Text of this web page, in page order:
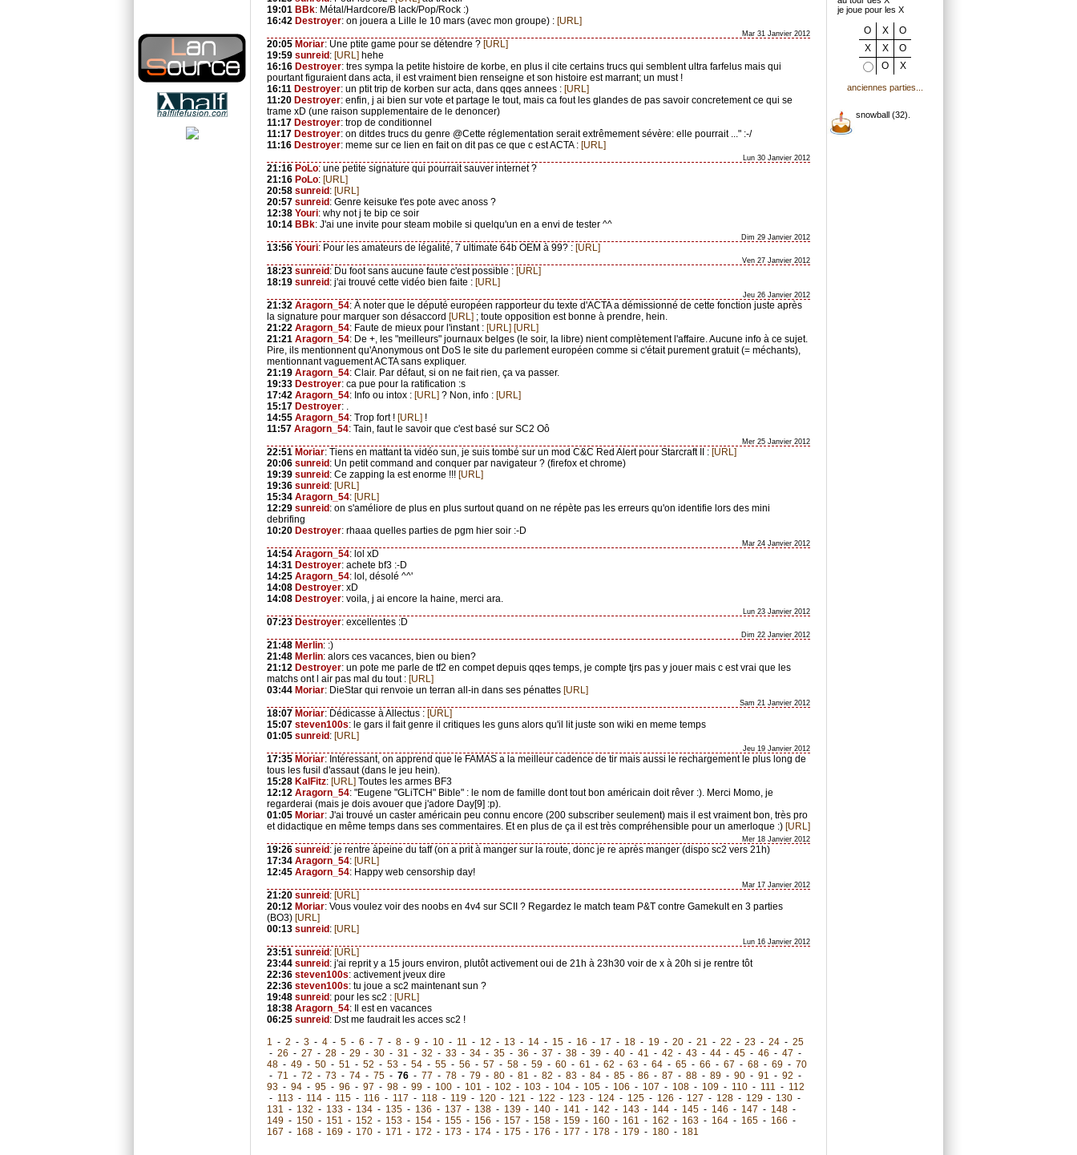
19:01 BBk: Métal/Hardcore/B lack/Pop/Rock :)
16:42 Destroyer: on jouera a Lille le 10 mars (avec mon groupe) : [URL]
Mar 31 Janvier 2012
20:05 Moriar: Une ptite game pour se détendre ? [URL]
19:59 sunreid : [URL] hehe
16:16 Destroyer: tres sympa la petite histoire de korbe, en plus il cite certains trucs qui semblent ultra farfelus mais qui
pourtant figuraient dans acta, il est vraiment bien renseigne et son histoire est marrant; un must !
16:11 Destroyer: un ptit trip de korben sur acta, dans qqes annees : [URL]
11:20 Destroyer: enfin, j ai bien sur vote et partage le tout, mais ca fout les glandes de pas savoir concretement ce qui se
trame xD (une raison supplementaire de le denoncer)
11:17 Destroyer: trop de conditionnel
11:17 Destroyer: on ditdes trucs du genre @Cette réglementation serait extrêmement sévère: elle pourrait ..." :-/
11:16 Destroyer: meme sur ce lien en fait on dit pas ce que c est ACTA : [URL]
Lun 30 Janvier 2012
21:16 PoLo: une petite signature qui pourrait sauver internet ?
21:16 PoLo: [URL]
20:58 sunreid : [URL]
20:57 sunreid : Genre keisuke t'es pote avec anoss ?
12:38 Youri: why not j te bip ce soir
10:14 BBk: J'ai une invite pour steam mobile si quelqu'un en a envi de tester ^^
Dim 29 Janvier 2012
13:56 Youri: Pour les amateurs de légalité, 7 ultimate 64b OEM à 99? : [URL]
Ven 27 Janvier 2012
18:23 sunreid : Du foot sans aucune faute c'est possible : [URL]
18:19 sunreid : j'ai trouvé cette vidéo bien faite : [URL]
Jeu 26 Janvier 2012
21:32 Aragorn_54: À noter que le député européen rapporteur du texte d'ACTA a démissionné de cette fonction juste après
la signature pour marquer son désaccord [URL] ; toute opposition est bonne à prendre, hein.
21:22 Aragorn_54: Faute de mieux pour l'instant : [URL] [URL]
21:21 Aragorn_54: De +, les "meilleurs" journaux belges (le soir, la libre) nient complètement l'affaire. Aucune info à ce sujet.
Pire, ils mentionnent qu'Anonymous ont DoS le site du parlement européen comme si c'était purement gratuit (= méchants),
mentionnant vaguement ACTA sans expliquer.
21:19 Aragorn_54: Clair. Par défaut, si on ne fait rien, ça va passer.
19:33 Destroyer: ca pue pour la ratification :s
17:42 Aragorn_54: Info ou intox : [URL] ? Non, info : [URL]
15:17 Destroyer: .
14:55 Aragorn_54: Trop fort ! [URL] !
11:57 Aragorn_54: Tain, faut le savoir que c'est basé sur SC2 Oô
Mer 25 Janvier 2012
22:51 Moriar: Tiens en mattant ta vidéo sun, je suis tombé sur un mod C&C Red Alert pour Starcraft II : [URL]
20:06 sunreid : Un petit command and conquer par navigateur ? (firefox et chrome)
19:39 sunreid : Ce zapping la est enorme !!! [URL]
19:36 sunreid : [URL]
15:34 Aragorn_54: [URL]
12:29 sunreid : on s'améliore de plus en plus surtout quand on ne répète pas les erreurs qu'on identifie lors des mini
debrifing
10:20 Destroyer: rhaaa quelles parties de pgm hier soir :-D
Mar 24 Janvier 2012
14:54 Aragorn_54: lol xD
14:31 Destroyer: achete bf3 :-D
14:25 Aragorn_54: lol, désolé ^^'
14:08 Destroyer: xD
14:08 Destroyer: voila, j ai encore la haine, merci ara.
Lun 23 Janvier 2012
07:23 Destroyer: excellentes :D
Dim 22 Janvier 2012
21:48 Merlin: :)
21:48 Merlin: alors ces vacances, bien ou bien?
21:12 Destroyer: un pote me parle de tf2 en compet depuis qqes temps, je compte tjrs pas y jouer mais c est vrai que les
matchs ont l air pas mal du tout : [URL]
03:44 Moriar: DieStar qui renvoie un terran all-in dans ses pénattes [URL]
Sam 21 Janvier 2012
18:07 Moriar: Dédicasse à Allectus : [URL]
15:07 steven100s: le gars il fait genre il critiques les guns alors qu'il lit juste son wiki en meme temps
01:05 sunreid : [URL]
Jeu 19 Janvier 2012
17:35 Moriar: Intéressant, on apprend que le FAMAS a la meilleur cadence de tir mais aussi le rechargement le plus long de
tous les fusil d'assaut (dans le jeu hein).
15:28 KalFitz: [URL] Toutes les armes BF3
12:12 Aragorn_54: "Eugene "GLiTCH" Bible" : le nom de famille dont tout bon américain doit rêver :). Merci Momo, je
regarderai (mais je dois avouer que j'adore Day[9] :p).
01:05 Moriar: J'ai trouvé un caster américain peu connu encore (200 subscriber seulement) mais il est vraiment bon, très pro
et didactique en même temps dans ses commentaires. Et en plus de ça il est très compréhensible pour un amerloque :) [URL]
Mer 18 Janvier 2012
19:26 sunreid : je rentre àpeine du taff (on a prit à manger sur la route, donc je re après manger (dispo sc2 vers 21h)
17:34 Aragorn_54: [URL]
12:45 Aragorn_54: Happy web censorship day!
Mar 17 Janvier 2012
21:20 sunreid : [URL]
20:12 Moriar: Vous voulez voir des noobs en 4v4 sur SCII ? Regardez le match team P&T contre Gamekult en 3 parties
(BO3) [URL]
00:13 sunreid : [URL]
Lun 16 Janvier 2012
23:51 sunreid : [URL]
23:44 sunreid : j'ai reprit y a 15 jours environ, plutôt activement oui de 21h à 23h30 voir de x à 20h si je rentre tôt
22:36 steven100s: activement jveux dire
22:36 steven100s: tu joue a sc2 maintenant sun ?
19:48 sunreid : pour les sc2 : [URL]
18:38 Aragorn_54: Il est en vacances
06:25 sunreid : Dst me faudrait les acces sc2 !
1 - 2 - 3 - 4 - 5 - 6 - 7 - 8 - 9 - 10 - 11 - 12 - 13 - 14 - 15 - 16 - 17 - 18 - 19 - 20 - 21 - 22 - 23 - 24 - 25
- 26 - 27 - 28 - 29 - 30 - 31 - 32 - 33 - 34 - 35 - 36 - 37 - 38 - 39 - 40 - 41 - 42 - 43 - 44 - 45 - 46 - 47 -
48 - 49 - 50 - 51 - 52 - 53 - 54 - 55 - 56 - 57 - 58 - 59 - 60 - 61 - 62 - 63 - 64 - 65 - 66 - 67 - 68 - 69 - 70
- 71 - 72 - 73 - 74 - 75 - 76 - 77 - 78 - 79 - 80 - 81 - 82 - 83 - 84 - 85 - 86 - 87 - 88 - 89 - 90 - 91 - 92 -
93 - 94 - 95 - 96 - 97 - 98 - 99 - 100 - 101 - 102 - 103 - 104 - 105 - 106 - 107 - 108 - 109 - 110 - 111 - 112
- 113 - 114 - 115 - 116 - 117 - 118 - 119 - 120 - 121 - 122 - 123 - 124 - 125 - 126 - 127 - 128 - 129 - 130 -
131 - 132 - 133 - 134 - 135 - 136 - 137 - 138 - 139 - 140 - 141 - 142 - 143 - 144 - 145 - 146 - 147 - 148 -
149 - 150 - 151 - 152 - 153 - 154 - 155 - 156 - 157 - 158 - 159 - 160 - 161 - 162 - 163 - 164 - 165 - 166 -
167 - 168 - 169 - 170 - 171 - 172 - 173 - 174 - 175 - 176 - 177 - 178 - 179 - 180 - 181
je joue pour les X
O X
O
X
X
O
O
X
anciennes parties...
snowball (32).